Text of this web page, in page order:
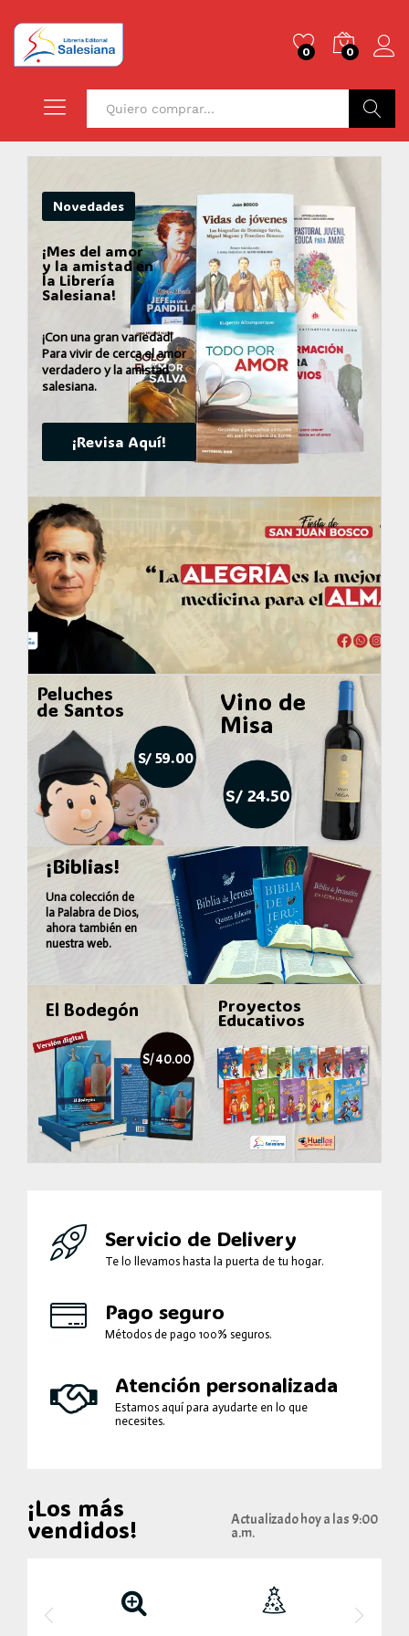
0 0
Novedades
¡Mes del amor
y la amistad en
la Librería
Salesiana!
¡Con una gran variedad!
Para vivir de cerca el amor
verdadero y la amistad
salesiana.
¡Revisa Aquí!
Peluches
de Santos
S/ 59.00
Vino de
Misa
S/ 24.50
¡Biblias!
Una colección de
la Palabra de Dios,
ahora también en
nuestra web.
El Bodegón
S/ 40.00
Proyectos
Educativos
Servicio de Delivery
Te lo llevamos hasta la puerta de tu hogar.
Pago seguro
Métodos de pago 100% seguros.
Atención personalizada
Estamos aquí para ayudarte en lo que
necesites.
¡Los más
vendidos! Actualizado hoy a las 9:00
a.m.